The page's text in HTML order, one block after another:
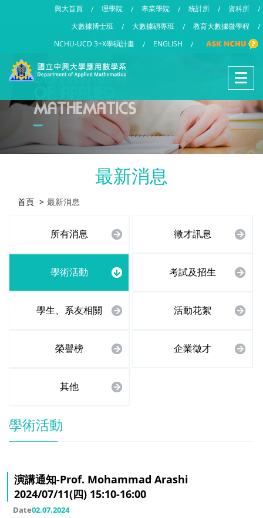
興大首頁 / 理學院 / 專業學院 / 統計所 / 資科所
/
大數據博士班
/ 大數據碩專班 / 教育大數據微學程
/
NCHU-UCD 3+X學碩計畫
/ ENGLISH /
最新消息
首頁 最新消息
所有消息 徵才訊息
學術活動 考試及招生
學生、系友相關 活動花絮
榮譽榜 企業徵才
其他
學術活動
演講通知-Prof. Mohammad Arashi
2024/07/11(四) 15:10-16:00
Date02.07.2024